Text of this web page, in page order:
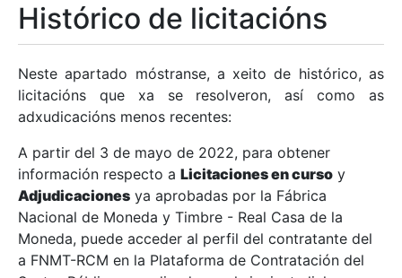
Mostrar/Ocultar
Mostrar/Ocultar
Mostrar/Ocultar
Histórico de licitacións
Neste apartado móstranse, a xeito de histórico, as
licitacións que xa se resolveron, así como as
adxudicacións menos recentes:
A partir del 3 de mayo de 2022, para obtener
información respecto a Licitaciones en curso y
Adjudicaciones ya aprobadas por la Fábrica
Nacional de Moneda y Timbre - Real Casa de la
Moneda, puede acceder al perfil del contratante del
a FNMT-RCM en la Plataforma de Contratación del